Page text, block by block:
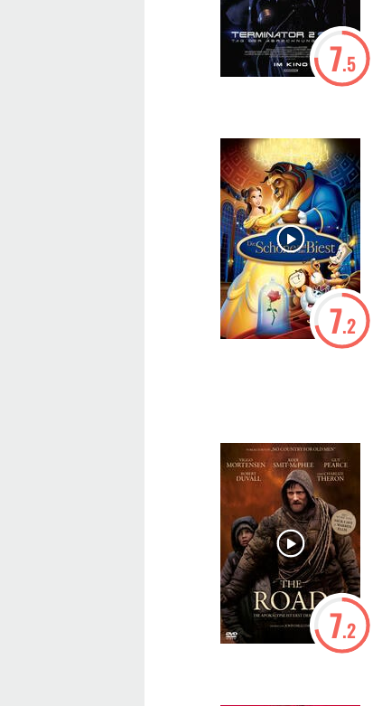
7.5
7.2
7.2